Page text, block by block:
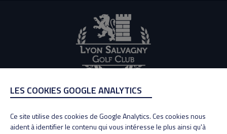
ADRESSE
69890 La Tour de Salvagny
Tél : 04 78 48 88 48
LES COOKIES GOOGLE ANALYTICS
Ce site utilise des cookies de Google Analytics. Ces cookies nous
aident à identifier le contenu qui vous intéresse le plus ainsi qu'à